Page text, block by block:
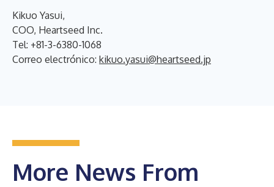
Kikuo Yasui,
COO, Heartseed Inc.
Tel: +81-3-6380-1068
Correo electrónico: kikuo.yasui@heartseed.jp
More News From